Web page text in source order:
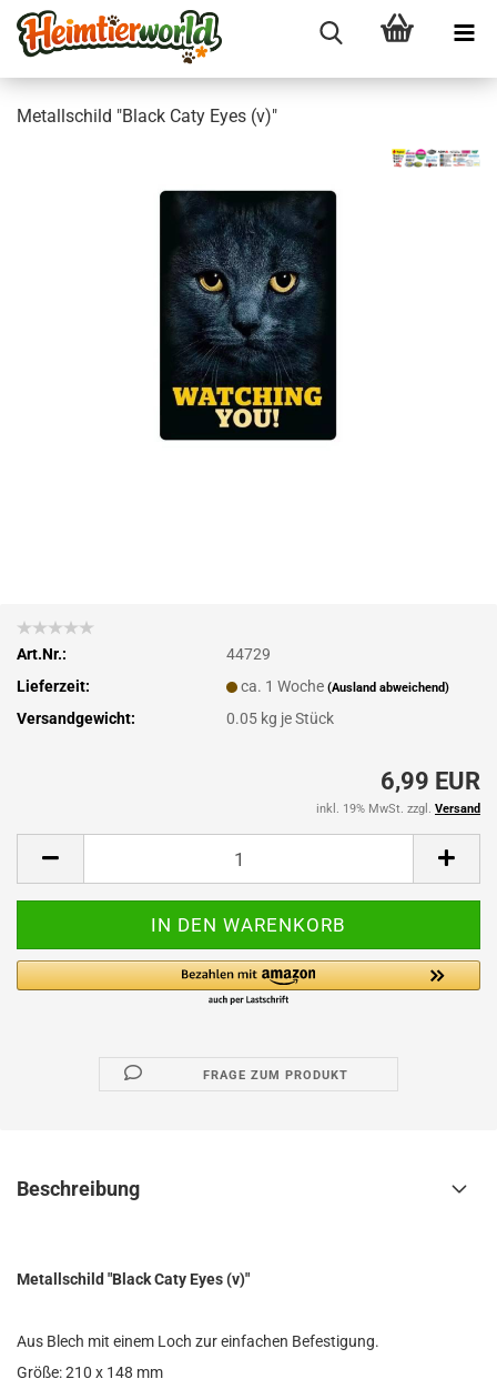
Me­tall­schild "Black Caty Eyes (v)"
Art.Nr.:
44729
Lieferzeit:
ca. 1 Woche(Ausland abweichend)
Versandgewicht: 0.05 kg je Stück
6,99 EUR
inkl. 19% MwSt. zzgl. Versand
FRAGE ZUM PRODUKT
Beschreibung
Metallschild "Black Caty Eyes (v)"
Aus Blech mit einem Loch zur einfachen Befestigung.
Größe: 210 x 148 mm